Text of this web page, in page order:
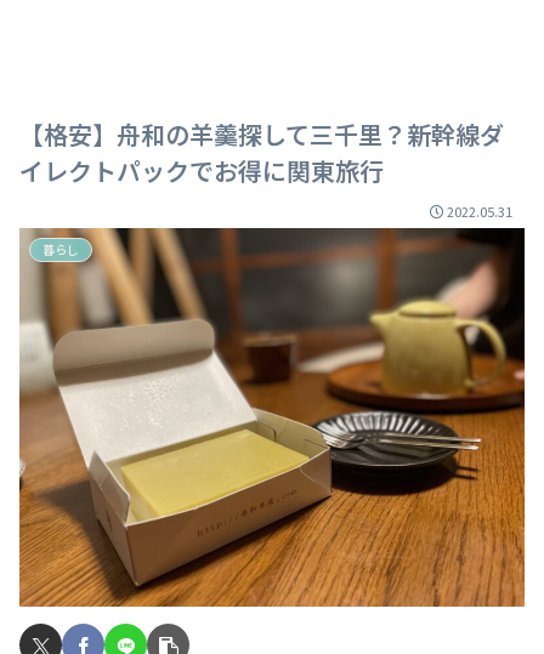
【格安】舟和の羊羹探して三千里？新幹線ダ
イレクトパックでお得に関東旅行
2022.05.31
暮らし